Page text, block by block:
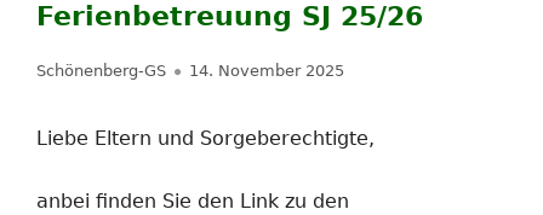
Ferienbetreuung SJ 25/26
Autor
Schönenberg-GS Veröffentlicht
14. November 2025
Liebe Eltern und Sorgeberechtigte,
anbei finden Sie den Link zu den